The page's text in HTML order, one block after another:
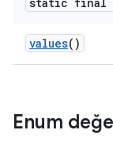
values()
Enum